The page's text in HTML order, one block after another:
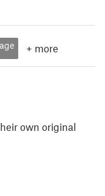
+ more
own original